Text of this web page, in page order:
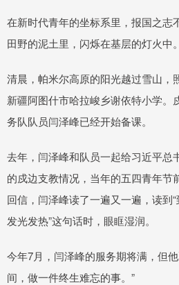
在新时代青年的坐标系里，报国之志
田野的泥土里，闪烁在基层的灯火中。
清晨，帕米尔高原的阳光越过雪山，
新疆阿图什市哈拉峻乡谢依特小学。
务队队员闫泽峰已经开始备课。
去年，闫泽峰和队员一起给习近平总
的戍边支教情况，当年的五四青年节
回信，闫泽峰读了一遍又一遍，读到
发光发热”这句话时，眼眶湿润。
今年7月，闫泽峰的服务期将满，但
间，做一件终生难忘的事。”